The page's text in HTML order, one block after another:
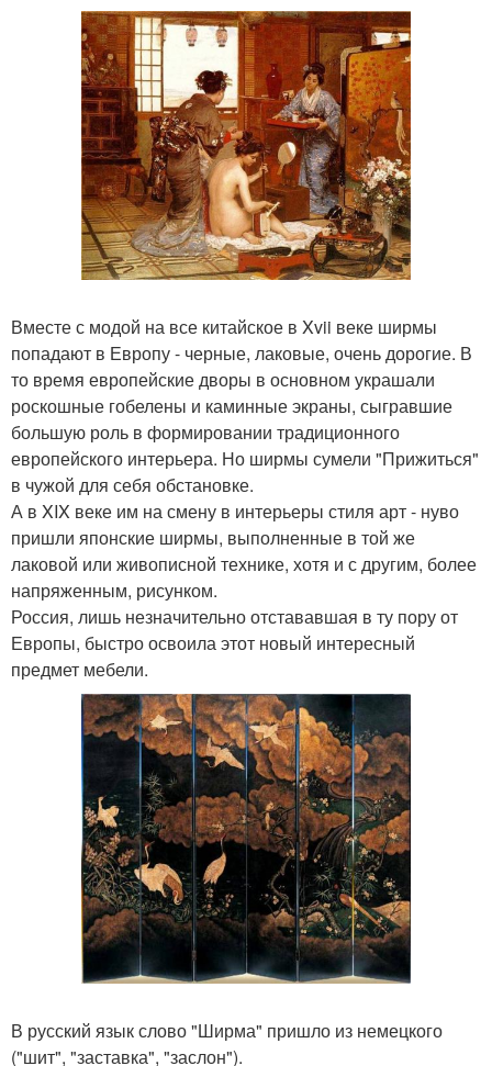
Вместе с модой на все китайское в Xvii веке ширмы
попадают в Европу - черные, лаковые, очень дорогие. В
то время европейские дворы в основном украшали
роскошные гобелены и каминные экраны, сыгравшие
большую роль в формировании традиционного
европейского интерьера. Но ширмы сумели "Прижиться"
в чужой для себя обстановке.
А в XIX веке им на смену в интерьеры стиля арт - нуво
пришли японские ширмы, выполненные в той же
лаковой или живописной технике, хотя и с другим, более
напряженным, рисунком.
Россия, лишь незначительно отстававшая в ту пору от
Европы, быстро освоила этот новый интересный
предмет мебели.
В русский язык слово "Ширма" пришло из немецкого
("шит", "заставка", "заслон").